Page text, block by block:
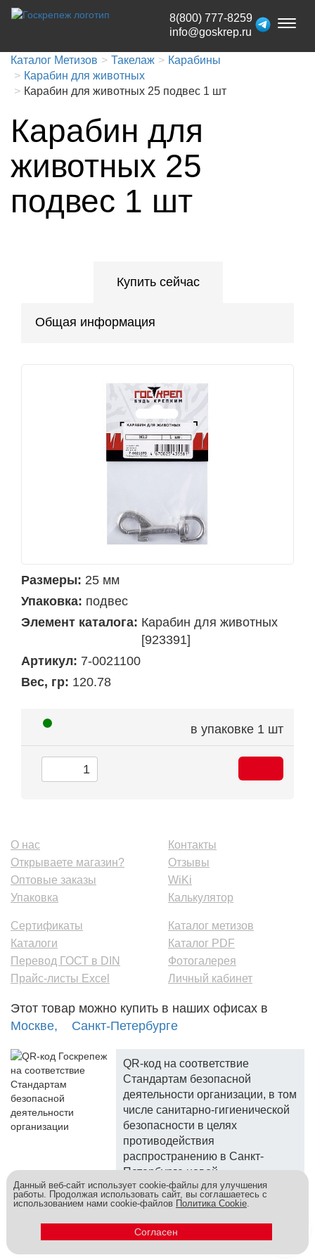
Toggle
8(800) 777-8259
info@goskrep.ru
Каталог Метизов Такелаж
Карабины
Карабин для животных
Карабин для животных 25 подвес 1 шт
Карабин для
животных 25
подвес 1 шт
Купить сейчас
Общая информация
Размеры: 25 мм
Упаковка: подвес
Элемент каталога: Карабин для животных
[923391]
Артикул: 7-0021100
Вес, гр: 120.78
в упаковке 1 шт
О нас
Открываете магазин?
Оптовые заказы
Упаковка
Контакты
Отзывы
WiKi
Калькулятор
Сертификаты
Каталоги
Перевод ГОСТ в DIN
Прайс-листы Excel
Каталог метизов
Каталог PDF
Фотогалерея
Личный кабинет
Этот товар можно купить в наших офисах в
Москве,
Санкт-Петербурге
QR-код на соответствие
Стандартам безопасной
деятельности организации, в том
числе санитарно-гигиенической
безопасности в целях
противодействия
распространению в Санкт-
Петербурге новой
коронавирусной инфекции.
Метизы и крепеж оптом - это к нам! © 2026
Данный веб-сайт использует cookie-файлы для улучшения
работы. Продолжая использовать сайт, вы соглашаетесь с
использованием нами cookie-файлов Политика Cookie.
Согласен